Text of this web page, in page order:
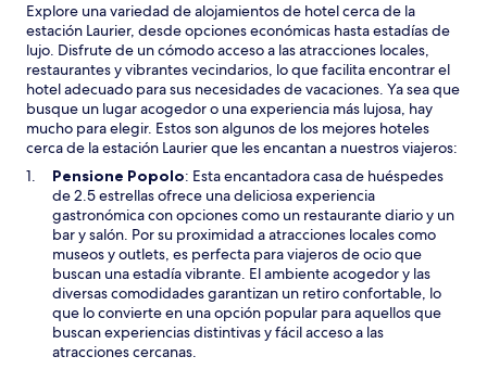
Explore una variedad de alojamientos de hotel cerca de la
estación Laurier, desde opciones económicas hasta estadías de
lujo. Disfrute de un cómodo acceso a las atracciones locales,
restaurantes y vibrantes vecindarios, lo que facilita encontrar el
hotel adecuado para sus necesidades de vacaciones. Ya sea que
busque un lugar acogedor o una experiencia más lujosa, hay
mucho para elegir. Estos son algunos de los mejores hoteles
cerca de la estación Laurier que les encantan a nuestros viajeros:
Pensione PopoloS
e
a
b
r
i
r
á
e
n
: Esta encantadora casa de huéspedes
de 2.5 estrellas ofrece una deliciosa experiencia
gastronómica con opciones como un restaurante diario y un
bar y salón. Por su proximidad a atracciones locales como
museos y outlets, es perfecta para viajeros de ocio que
buscan una estadía vibrante. El ambiente acogedor y las
diversas comodidades garantizan un retiro confortable, lo
que lo convierte en una opción popular para aquellos que
buscan experiencias distintivas y fácil acceso a las
atracciones cercanas.